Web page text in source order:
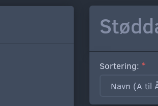
Sortering: